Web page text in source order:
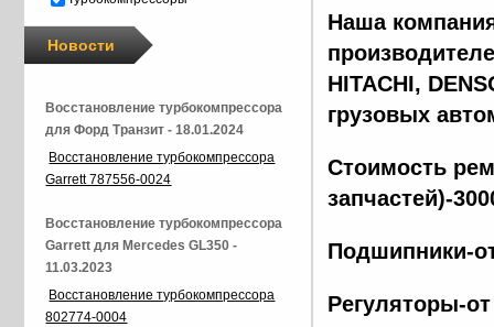
Наша
HITACHI,
грузовых
Стоимость
запчастей)-
Подшипники-
Регуляторы-
Новости
Восстановление турбокомпрессора
для Форд Транзит - 18.01.2024
Восстановление турбокомпрессора
Garrett 787556-0024
Восстановление турбокомпрессора
Garrett для Mercedes GL350 -
11.03.2023
Восстановление турбокомпрессора
802774-0004